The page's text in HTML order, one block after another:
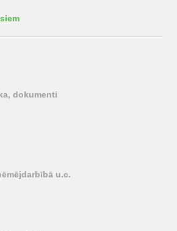
dokumenti
u.c.